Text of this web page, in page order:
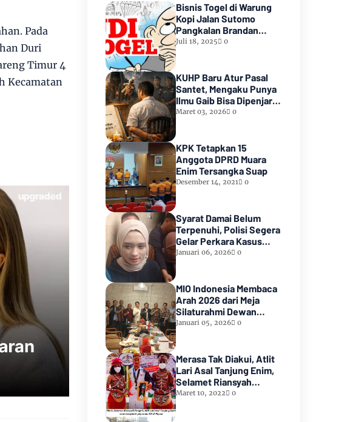
Pada
Duri
Timur 4
Kecamatan
Bisnis Togel di Warung
Kopi Jalan Sutomo
Pangkalan Brandan
Diduga Kebal Hukum
Juli 18, 2025 0
KUHP Baru Atur Pasal
Santet, Mengaku Punya
Ilmu Gaib Bisa Dipenjara
1,5 Tahun
Maret 03, 2026 0
KPK Tetapkan 15
Anggota DPRD Muara
Enim Tersangka Suap
Desember 14, 2021 0
Syarat Damai Belum
Terpenuhi, Polisi Segera
Gelar Perkara Kasus
Dugaan Perzinaan Inara
Januari 06, 2026 0
MIO Indonesia Membaca
Arah 2026 dari Meja
Silaturahmi Dewan
Kehormatan
Januari 05, 2026 0
Merasa Tak Diakui, Atlit
Lari Asal Tanjung Enim,
Selamet Riansyah
Sukses di Papua dan
Maret 10, 2022 0